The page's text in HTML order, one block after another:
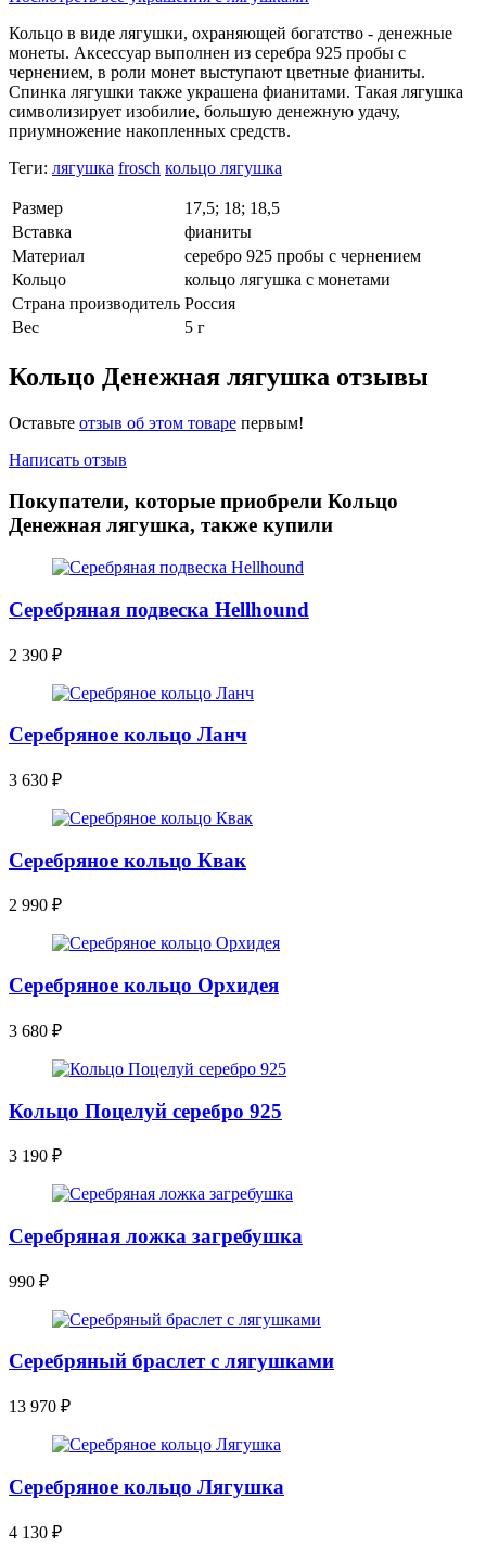
Кольцо в виде лягушки, охраняющей богатство - денежные
монеты. Аксессуар выполнен из серебра 925 пробы с
чернением, в роли монет выступают цветные фианиты.
Спинка лягушки также украшена фианитами. Такая лягушка
символизирует изобилие, большую денежную удачу,
приумножение накопленных средств.
Теги: лягушка frosch кольцо лягушка
Размер
17,5; 18; 18,5
Вставка
фианиты
Материал
серебро 925 пробы с чернением
Кольцо
кольцо лягушка с монетами
Страна производитель Россия
Вес
5 г
Кольцо Денежная лягушка отзывы
Оставьте отзыв об этом товаре первым!
Написать отзыв
Покупатели, которые приобрели Кольцо
Денежная лягушка, также купили
Серебряная подвеска Hellhound
2 390 ₽
Серебряное кольцо Ланч
3 630 ₽
Серебряное кольцо Квак
2 990 ₽
Серебряное кольцо Орхидея
3 680 ₽
Кольцо Поцелуй серебро 925
3 190 ₽
Серебряная ложка загребушка
990 ₽
Серебряный браслет с лягушками
13 970 ₽
Серебряное кольцо Лягушка
4 130 ₽